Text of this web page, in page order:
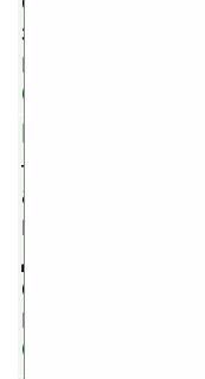
загружать
Скачать
Dr.Web
— продукт
антивирусную
других
специально
мобильных
Скачать